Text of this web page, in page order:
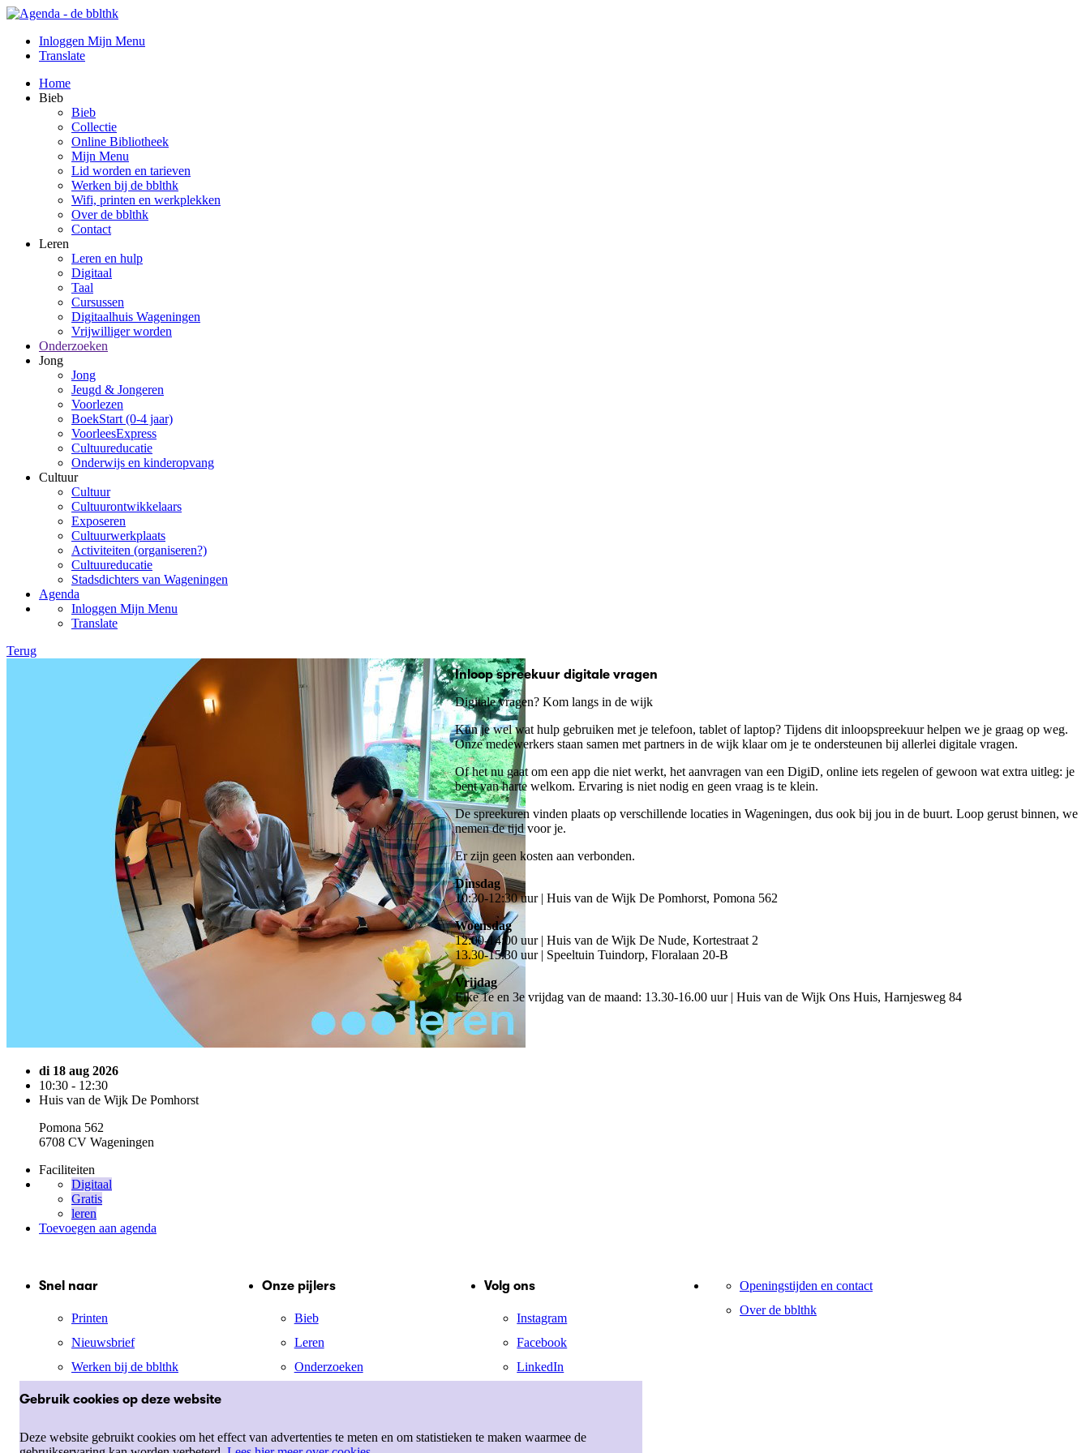
Gebruik cookies op deze website
Deze website gebruikt cookies om het effect van advertenties te meten en om statistieken te maken waarmee de
Inloggen Mijn Menu
Translate
Home
Bieb
Bieb
Collectie
Online Bibliotheek
Mijn Menu
Lid worden en tarieven
Werken bij de bblthk
Wifi, printen en werkplekken
Over de bblthk
Contact
Leren
Leren en hulp
Digitaal
Taal
Cursussen
Digitaalhuis Wageningen
Vrijwilliger worden
Onderzoeken
Jong
Jong
Jeugd & Jongeren
Voorlezen
BoekStart (0-4 jaar)
VoorleesExpress
Cultuureducatie
Onderwijs en kinderopvang
Cultuur
Cultuur
Cultuurontwikkelaars
Exposeren
Cultuurwerkplaats
Activiteiten (organiseren?)
Cultuureducatie
Stadsdichters van Wageningen
Agenda
Inloggen Mijn Menu
Translate
Terug
di 18 aug 2026
10:30 - 12:30
Huis van de Wijk De Pomhorst
Pomona 562
6708 CV Wageningen
Faciliteiten
Digitaal
Gratis
leren
Toevoegen aan agenda
Inloop spreekuur digitale vragen
Digitale vragen? Kom langs in de wijk
Kun je wel wat hulp gebruiken met je telefoon, tablet of laptop? Tijdens dit inloopspreekuur helpen we je graag op weg.
Onze medewerkers staan samen met partners in de wijk klaar om je te ondersteunen bij allerlei digitale vragen.
Of het nu gaat om een app die niet werkt, het aanvragen van een DigiD, online iets regelen of gewoon wat extra uitleg: je
bent van harte welkom. Ervaring is niet nodig en geen vraag is te klein.
De spreekuren vinden plaats op verschillende locaties in Wageningen, dus ook bij jou in de buurt. Loop gerust binnen, we
nemen de tijd voor je.
Er zijn geen kosten aan verbonden.
Dinsdag
10:30-12:30 uur | Huis van de Wijk De Pomhorst, Pomona 562
Woensdag
12:00-14:00 uur | Huis van de Wijk De Nude, Kortestraat 2
13.30-15.30 uur | Speeltuin Tuindorp, Floralaan 20-B
Vrijdag
Elke 1e en 3e vrijdag van de maand: 13.30-16.00 uur | Huis van de Wijk Ons Huis, Harnjesweg 84
Snel naar
Printen
Nieuwsbrief
Werken bij de bblthk
Mijn menu
Onze pijlers
Bieb
Leren
Onderzoeken
Volg ons
Instagram
Facebook
LinkedIn
Openingstijden en contact
Over de bblthk